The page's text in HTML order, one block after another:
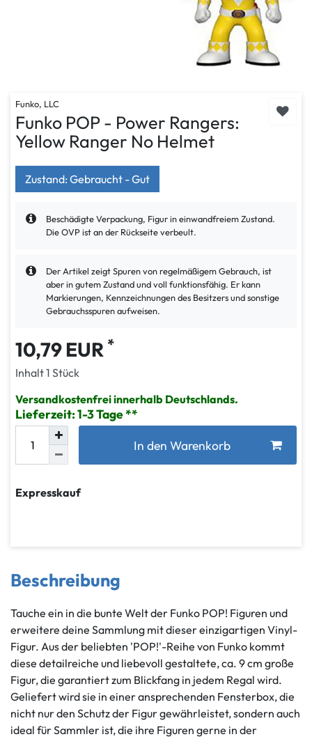
Funko, LLC
Funko POP - Power Rangers:
Yellow Ranger No Helmet
Beschädigte Verpackung, Figur in einwandfreiem Zustand.
Die OVP ist an der Rückseite verbeult.
Zustand: Gebraucht - Gut
Der Artikel zeigt Spuren von regelmäßigem Gebrauch, ist
aber in gutem Zustand und voll funktionsfähig. Er kann
Markierungen, Kennzeichnungen des Besitzers und sonstige
Gebrauchsspuren aufweisen.
10,79 EUR *
Inhalt1 Stück
Versandkostenfrei innerhalb Deutschlands.
Lieferzeit: 1-3 Tage
In den Warenkorb
Expresskauf
Beschreibung
Tauche ein in die bunte Welt der Funko POP! Figuren und
erweitere deine Sammlung mit dieser einzigartigen Vinyl-
Figur. Aus der beliebten 'POP!'-Reihe von Funko kommt
diese detailreiche und liebevoll gestaltete, ca. 9 cm große
Figur, die garantiert zum Blickfang in jedem Regal wird.
Geliefert wird sie in einer ansprechenden Fensterbox, die
nicht nur den Schutz der Figur gewährleistet, sondern auch
ideal für Sammler ist, die ihre Figuren gerne in der